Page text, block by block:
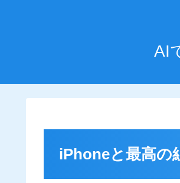
AI
iPhoneと最高の